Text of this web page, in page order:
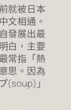
就被日本
文相通。
發展出最
白，主要
常指「熱
思。因為
(soup)」